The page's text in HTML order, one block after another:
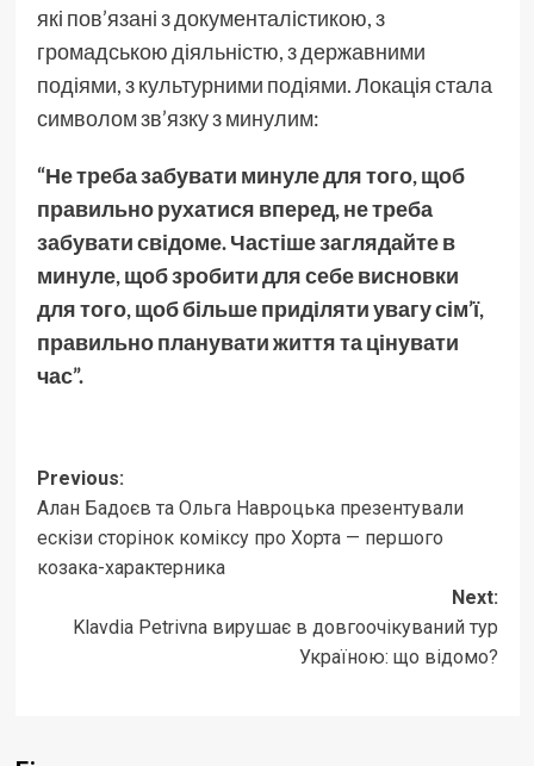
які пов’язані з документалістикою, з
громадською діяльністю, з державними
подіями, з культурними подіями. Локація стала
символом зв’язку з минулим:
“Не треба забувати минуле для того, щоб
правильно рухатися вперед, не треба
забувати свідоме. Частіше заглядайте в
минуле, щоб зробити для себе висновки
для того, щоб більше приділяти увагу сім’ї,
правильно планувати життя та цінувати
час”.
Post
navigation
Previous:
Алан Бадоєв та Ольга Навроцька презентували
ескізи сторінок коміксу про Хорта — першого
козака-характерника
Next:
Klavdia Petrivna вирушає в довгоочікуваний тур
Україною: що відомо?